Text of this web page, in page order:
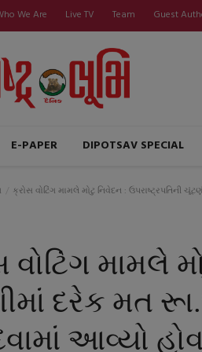
We Are Live TV Team Guest
E-PAPER DIPOTSAV SPECIAL
ક્રોસ વોટિંગ મામલે મોટુ નિવેદન : ઉપરાષ્ટ્રપતિની
વોટિંગ મામલે
દરેક મત
આવ્યો